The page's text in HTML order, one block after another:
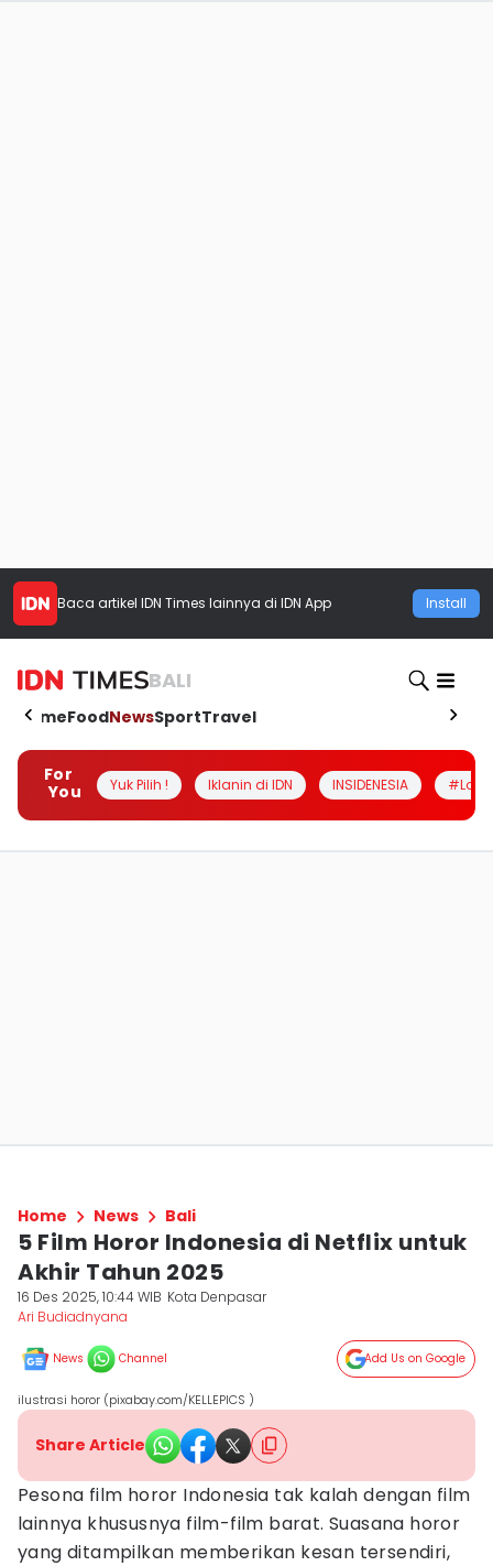
Baca artikel IDN Times lainnya di IDN App Install
BALI
HomeFoodNewsSportTravel
For
You
Yuk Pilih ! Iklanin di IDN INSIDENESIA
Home News Bali
5 Film Horor Indonesia di Netflix untuk
Akhir Tahun 2025
16 Des 2025, 10:44 WIB Kota Denpasar
Ari Budiadnyana
News Channel Add Us on Google
ilustrasi horor (pixabay.com/KELLEPICS )
Share Article
Pesona film horor Indonesia tak kalah dengan film
lainnya khususnya film-film barat. Suasana horor
yang ditampilkan memberikan kesan tersendiri,